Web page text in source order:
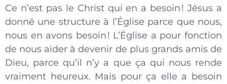
Ce n’est pas le Christ qui en a besoin ! Jésus a
donné une structure à l’Église parce que nous,
nous en avons besoin ! L’Église a pour fonction
de nous aider à devenir de plus grands amis de
Dieu, parce qu’il n’y a que ça qui nous rende
vraiment heureux. Mais pour ça elle a besoin